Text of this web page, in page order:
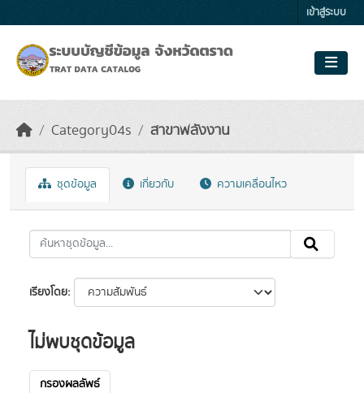
เข้าสู่ระบบ
Category04s สาขาพลังงาน
ชุดข้อมูล เกี่ยวกับ ความเคลื่อนไหว
เรียงโดย
ไม่พบชุดข้อมูล
กรองผลลัพธ์